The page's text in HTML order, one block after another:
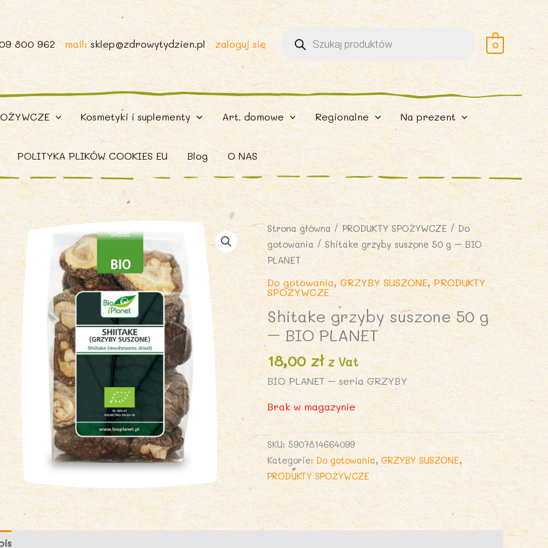
800 962 mail: sklep@zdrowytydzien.pl zaloguj się
Wyszukiwarka
produktów 0
Kosmetyki i suplementy Art. domowe Regionalne Na prezent
POLITYKA PLIKÓW COOKIES EU Blog O NAS
Strona główna /PRODUKTY SPOŻYWCZE / Do
gotowania / Shitake grzyby suszone 50 g – BIO
PLANET
Do gotowania,GRZYBY SUSZONE, PRODUKTY
SPOŻYWCZE
Shitake grzyby suszone 50 g
– BIO PLANET
18,00 zł z Vat
BIO PLANET – seria GRZYBY
Brak w magazynie
SKU: 5907814664099
Kategorie: Do gotowania,GRZYBY SUSZONE,
PRODUKTY SPOŻYWCZE